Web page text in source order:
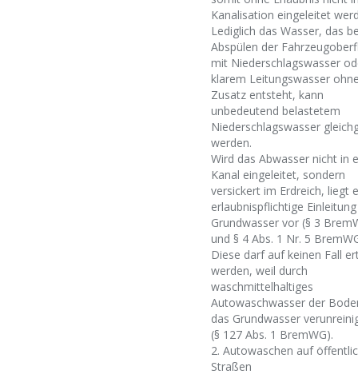
Kanalisation eingeleitet
Lediglich das Wasser, das
Abspülen der
mit Niederschlagswasser
klarem Leitungswasser
Zusatz entsteht, kann
unbedeutend belastetem
Niederschlagswasser
werden.
Wird das Abwasser nicht in
Kanal eingeleitet, sondern
versickert im Erdreich, liegt
erlaubnispflichtige
Grundwasser vor (§ 3
und § 4 Abs. 1 Nr. 5
Diese darf auf keinen Fall
werden, weil durch
waschmittelhaltiges
Autowaschwasser der
das Grundwasser
(§ 127 Abs. 1 BremWG).
2. Autowaschen auf
Straßen